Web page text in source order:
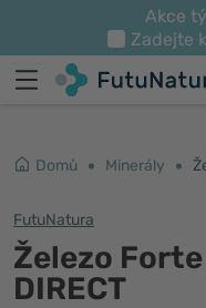
Akce
Zadejte
Domů Minerály
FutuNatura
Železo
DIRECT